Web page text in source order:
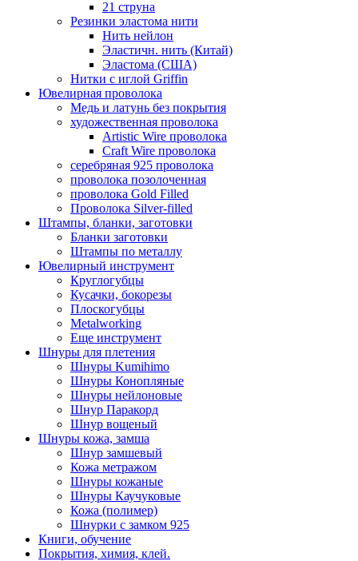
21 струна
Резинки эластома нити
Нить нейлон
Эластичн. нить (Китай)
Эластома (США)
Нитки с иглой Griffin
Ювелирная проволока
Медь и латунь без покрытия
художественная проволока
Artistic Wire проволока
Craft Wire проволока
серебряная 925 проволока
проволока позолоченная
проволока Gold Filled
Проволока Silver-filled
Штампы, бланки, заготовки
Бланки заготовки
Штампы по металлу
Ювелирный инструмент
Круглогубцы
Кусачки, бокорезы
Плоскогубцы
Metalworking
Еще инструмент
Шнуры для плетения
Шнуры Kumihimo
Шнуры Конопляные
Шнуры нейлоновые
Шнур Паракорд
Шнур вощеный
Шнуры кожа, замша
Шнур замшевый
Кожа метражом
Шнуры кожаные
Шнуры Каучуковые
Кожа (полимер)
Шнурки с замком 925
Книги, обучение
Покрытия, химия, клей.